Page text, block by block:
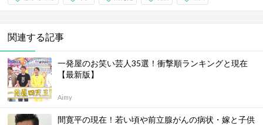
関連する記事
一発屋のお笑い芸人35選！衝撃順ランキングと現在
【最新版】
Aimy
間寛平の現在！若い頃や前立腺がんの病状・嫁と子供